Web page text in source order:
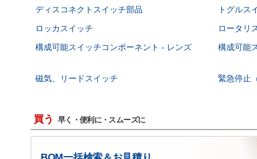
ディスコネクトスイッチ部品
トグルス
ロッカスイッチ
ロータリ
構成可能スイッチコンポーネント - レンズ
構成可能
磁気、リードスイッチ
緊急停止
買う 早く・便利に・スムーズに